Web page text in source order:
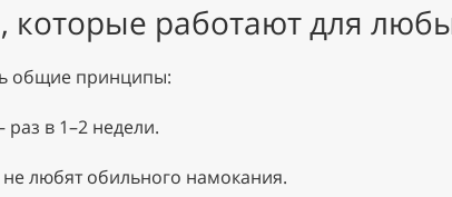
которые работают для
общие принципы:
в 1–2 недели.
любят обильного намокания.